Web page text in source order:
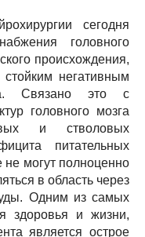
сегодня
головного
происхождения,
негативным
Связано это с
головного мозга
и стволовых
питательных
не могут полноценно
в область через
Одним из самых
здоровья и жизни,
является острое